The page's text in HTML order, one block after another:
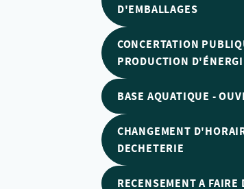
D'EMBALLAGES
CONCERTATION
PRODUCTION
BASE AQUATIQUE -
CHANGEMENT
DECHETERIE
RECENSEMENT A FAIRE